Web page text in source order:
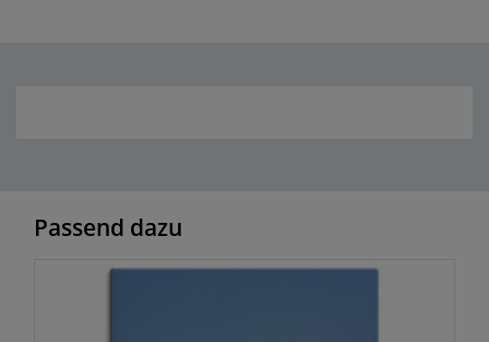
Passend dazu